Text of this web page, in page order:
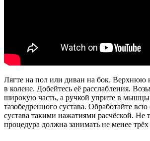
Лягте на пол или диван на бок. Верхнюю
в колене. Добейтесь её расслабления.
широкую часть, а ручкой уприте в мышцы
тазобедренного сустава. Обработайте всю
сустава такими нажатиями расчёской. Не
процедура должна занимать не менее